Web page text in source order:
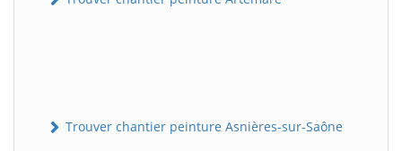
Trouver chantier peinture Asnières-sur-Saône